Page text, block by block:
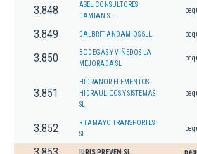
3.848
ASEL CONSULTORES
DAMIAN S.L.
3.849 DALBRIT ANDAMIOS SLL.
3.850
BODEGAS Y VIÑEDOS LA
MEJORADA SL
3.851
HIDRANOR ELEMENTOS
HIDRAULICOS Y SISTEMAS
SL
3.852
R TAMAYO TRANSPORTES
SL